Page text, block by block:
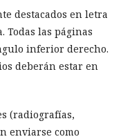
destacados en letra
las páginas
inferior derecho.
deberán estar en
(radiografías,
enviarse como